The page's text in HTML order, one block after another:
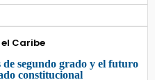
Caribe